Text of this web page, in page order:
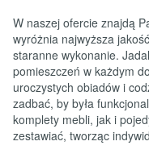
W naszej ofercie znajdą
wyróżnia najwyższa
staranne wykonanie.
pomieszczeń w każdym
uroczystych obiadów i
zadbać, by była
komplety mebli, jak i
zestawiać, tworząc